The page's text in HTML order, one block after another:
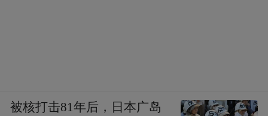
被核打击81年后，日本广岛